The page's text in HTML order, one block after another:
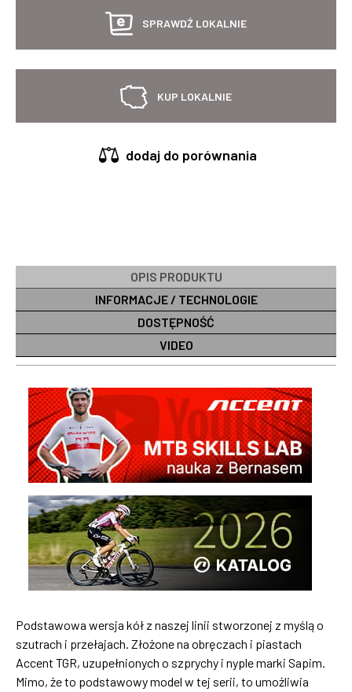
SPRAWDŹ LOKALNIE
KUP LOKALNIE
dodaj do porównania
OPIS PRODUKTU
INFORMACJE / TECHNOLOGIE
DOSTĘPNOŚĆ
VIDEO
Podstawowa wersja kół z naszej linii stworzonej z myślą o
szutrach i przełajach. Złożone na obręczach i piastach
Accent TGR, uzupełnionych o szprychy i nyple marki Sapim.
Mimo, że to podstawowy model w tej serii, to umożliwia